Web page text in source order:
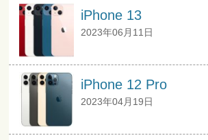
iPhone 13
2023年06月11日
iPhone 12 Pro
2023年04月19日